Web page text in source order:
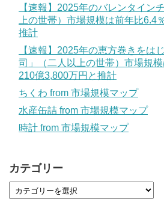
【速報】2025年のバレンタイン
上の世帯）市場規模は前年比6.4
推計
【速報】2025年の恵方巻きをは
司」（二人以上の世帯）市場規
210億3,800万円と推計
ちくわ from 市場規模マップ
水産缶詰 from 市場規模マップ
時計 from 市場規模マップ
カテゴリー